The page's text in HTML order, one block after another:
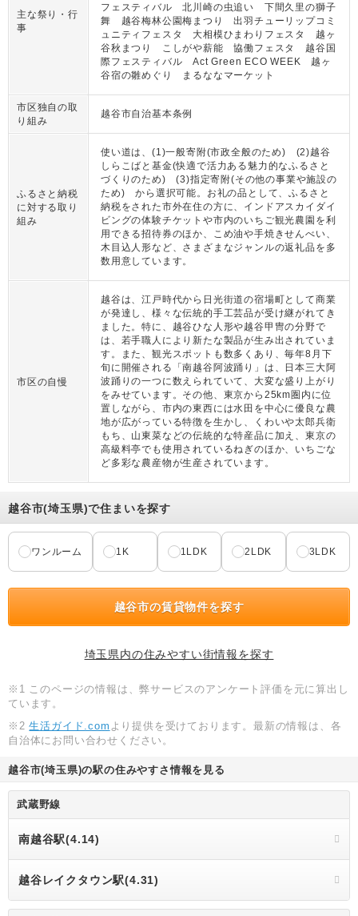
主な祭り・行
事
フェスティバル 北川崎の虫追い 下間久里の獅子
舞 越谷梅林公園梅まつり 出羽チューリップコミ
ュニティフェスタ 大相模ひまわりフェスタ 越ヶ
谷秋まつり こしがや薪能 協働フェスタ 越谷国
際フェスティバル Act Green ECO WEEK 越ヶ
谷宿の雛めぐり まるななマーケット
市区独自の取
り組み
越谷市自治基本条例
ふるさと納税
に対する取り
組み
使い道は、(1)一般寄附(市政全般のため) (2)越谷
しらこばと基金(快適で活力ある魅力的なふるさと
づくりのため) (3)指定寄附(その他の事業や施設の
ため) から選択可能。お礼の品として、ふるさと
納税をされた市外在住の方に、インドアスカイダイ
ビングの体験チケットや市内のいちご観光農園を利
用できる招待券のほか、こめ油や手焼きせんべい、
木目込人形など、さまざまなジャンルの返礼品を多
数用意しています。
市区の自慢
越谷は、江戸時代から日光街道の宿場町として商業
が発達し、様々な伝統的手工芸品が受け継がれてき
ました。特に、越谷ひな人形や越谷甲冑の分野で
は、若手職人により新たな製品が生み出されていま
す。また、観光スポットも数多くあり、毎年8月下
旬に開催される「南越谷阿波踊り」は、日本三大阿
波踊りの一つに数えられていて、大変な盛り上がり
をみせています。その他、東京から25km圏内に位
置しながら、市内の東西には水田を中心に優良な農
地が広がっている特徴を生かし、くわいや太郎兵衛
もち、山東菜などの伝統的な特産品に加え、東京の
高級料亭でも使用されているねぎのほか、いちごな
ど多彩な農産物が生産されています。
越谷市(埼玉県)で住まいを探す
ワンルーム 1K 1LDK 2LDK 3LDK
越谷市の賃貸物件を探す
埼玉県内の住みやすい街情報を探す
※1 このページの情報は、弊サービスのアンケート評価を元に算出し
ています。
※2生活ガイド.com より提供を受けております。最新の情報は、各
自治体にお問い合わせください。
越谷市(埼玉県)の駅の住みやすさ情報を見る
武蔵野線
南越谷駅(4.14)
越谷レイクタウン駅(4.31)